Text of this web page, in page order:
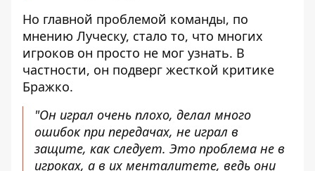
Но главной проблемой команды, по
мнению Луческу, стало то, что многих
игроков он просто не мог узнать. В
частности, он подверг жесткой критике
Бражко.
"Он играл очень плохо, делал много
ошибок при передачах, не играл в
защите, как следует. Это проблема не в
игроках, а в их менталитете, ведь они